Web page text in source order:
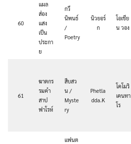
60
แผล
ส่อง
แสง
เป็น
ประกา
ย
กวี
นิพนธ์
/
Poetry
นิวยอร์
ก
โอเชีย
น วอง
61
ฆาตกร
รมคำ
สาป
ฟาโรห์
สืบสว
น /
Myste
ry
Phetla
dda.K
โคโมริ
เคนทา
โร
แฟนต